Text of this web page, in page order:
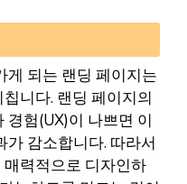
게 되는 랜딩 페이지는
니다. 랜딩 페이지의
험(UX)이 나쁘면 이
가 감소합니다. 따라서
력적으로 디자인하